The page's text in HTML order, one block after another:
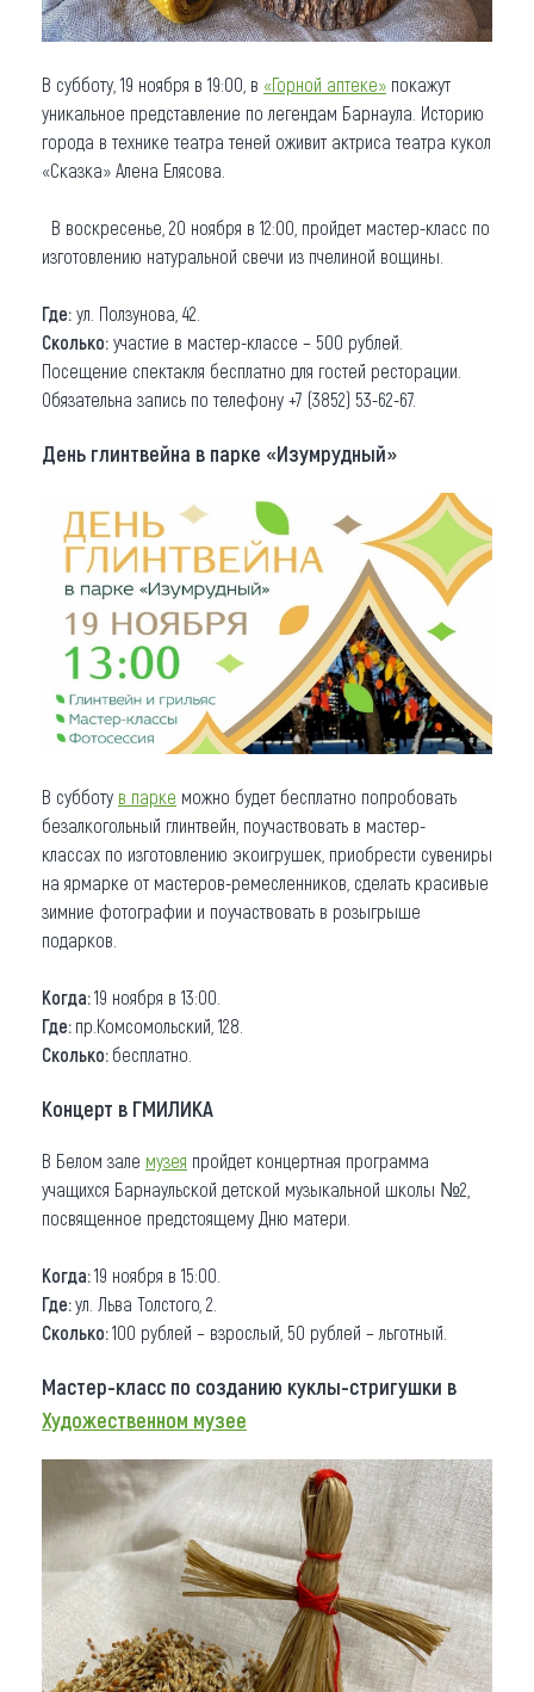
В субботу, 19 ноября в 19:00, в «Горной аптеке» покажут
уникальное представление по легендам Барнаула. Историю
города в технике театра теней оживит актриса театра кукол
«Сказка» Алена Елясова.
В воскресенье, 20 ноября в 12:00, пройдет мастер-класс по
изготовлению натуральной свечи из пчелиной вощины.
Где: ул. Ползунова, 42.
Сколько: участие в мастер-классе – 500 рублей.
Посещение спектакля бесплатно для гостей ресторации.
Обязательна запись по телефону +7 (3852) 53-62-67.
День глинтвейна в парке «Изумрудный»
В субботу в парке можно будет бесплатно попробовать
безалкогольный глинтвейн, поучаствовать в мастер-
классах по изготовлению экоигрушек, приобрести сувениры
на ярмарке от мастеров-ремесленников, сделать красивые
зимние фотографии и поучаствовать в розыгрыше
подарков.
Когда:19 ноября в 13:00.
Где: пр.Комсомольский, 128.
Сколько: бесплатно.
Концерт в ГМИЛИКА
В Белом зале музея пройдет концертная программа
учащихся Барнаульской детской музыкальной школы №2,
посвященное предстоящему Дню матери.
Когда:19 ноября в 15:00.
Где:ул. Льва Толстого, 2.
Сколько:100 рублей – взрослый, 50 рублей – льготный.
Мастер-класс по созданию куклы-стригушки в
Художественном музее